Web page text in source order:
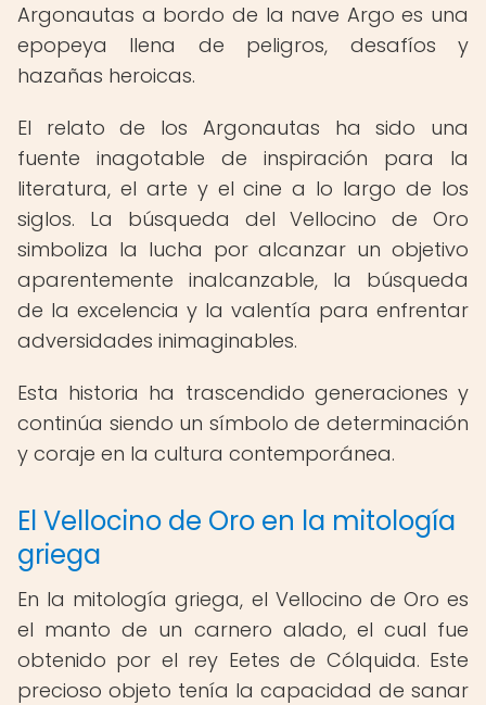
Argonautas a bordo de la nave Argo es una
epopeya llena de peligros, desafíos y
hazañas heroicas.
El relato de los Argonautas ha sido una
fuente inagotable de inspiración para la
literatura, el arte y el cine a lo largo de los
siglos. La búsqueda del Vellocino de Oro
simboliza la lucha por alcanzar un objetivo
aparentemente inalcanzable, la búsqueda
de la excelencia y la valentía para enfrentar
adversidades inimaginables.
Esta historia ha trascendido generaciones y
continúa siendo un símbolo de determinación
y coraje en la cultura contemporánea.
El Vellocino de Oro en la mitología
griega
En la mitología griega, el Vellocino de Oro es
el manto de un carnero alado, el cual fue
obtenido por el rey Eetes de Cólquida. Este
precioso objeto tenía la capacidad de sanar